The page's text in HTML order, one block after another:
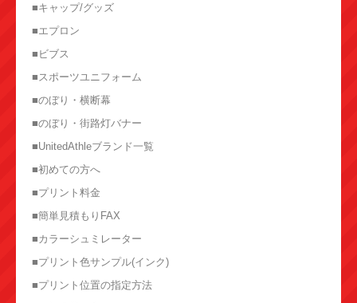
■キャップ/グッズ
■エプロン
■ビブス
■スポーツユニフォーム
■のぼり・横断幕
■のぼり・街路灯バナー
■UnitedAthleブランド一覧
■初めての方へ
■プリント料金
■簡単見積もりFAX
■カラーシュミレーター
■プリント色サンプル(インク)
■プリント位置の指定方法